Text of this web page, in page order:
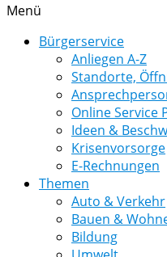
Menü
Bürgerservice
Anliegen A-Z
Standorte,
Online Service
Ideen &
Krisenvorsorge
E-Rechnungen
Themen
Auto & Verkehr
Bauen &
Bildung